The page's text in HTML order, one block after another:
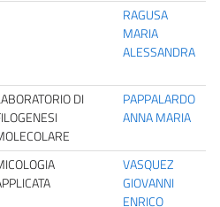
RAGUSA
MARIA
ALESSANDRA
DI
PAPPALARDO
ANNA MARIA
VASQUEZ
GIOVANNI
ENRICO